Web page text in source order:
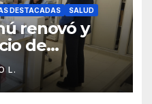
DESTACADAS SALUD
renovó y
de
en
L.